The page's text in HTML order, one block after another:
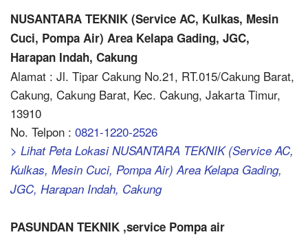
NUSANTARA TEKNIK (Service AC, Kulkas, Mesin
Cuci, Pompa Air) Area Kelapa Gading, JGC,
Harapan Indah, Cakung
Alamat : Jl. Tipar Cakung No.21, RT.015/Cakung Barat,
Cakung, Cakung Barat, Kec. Cakung, Jakarta Timur,
13910
No. Telpon : 0821-1220-2526
> Lihat Peta Lokasi NUSANTARA TEKNIK (Service AC,
Kulkas, Mesin Cuci, Pompa Air) Area Kelapa Gading,
JGC, Harapan Indah, Cakung
PASUNDAN TEKNIK ,service Pompa air